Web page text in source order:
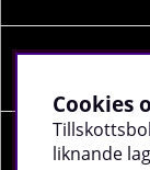
Sociala medier
Cookies
liknande